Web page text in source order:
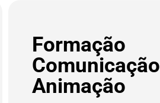
Formação
Comunicação
Animação